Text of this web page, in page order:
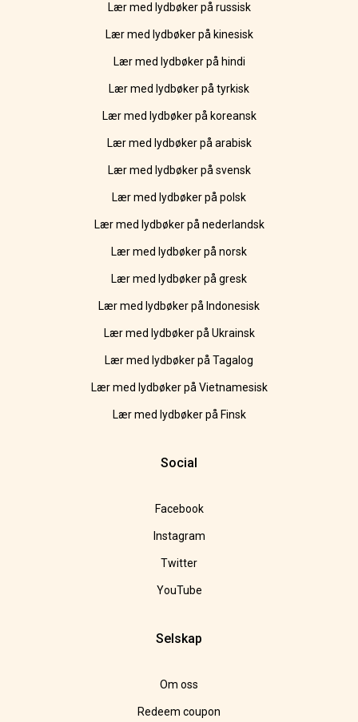
Lær med lydbøker på russisk
Lær med lydbøker på kinesisk
Lær med lydbøker på hindi
Lær med lydbøker på tyrkisk
Lær med lydbøker på koreansk
Lær med lydbøker på arabisk
Lær med lydbøker på svensk
Lær med lydbøker på polsk
Lær med lydbøker på nederlandsk
Lær med lydbøker på norsk
Lær med lydbøker på gresk
Lær med lydbøker på Indonesisk
Lær med lydbøker på Ukrainsk
Lær med lydbøker på Tagalog
Lær med lydbøker på Vietnamesisk
Lær med lydbøker på Finsk
Social
Facebook
Instagram
Twitter
YouTube
Selskap
Om oss
Redeem coupon